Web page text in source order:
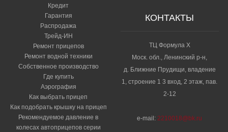
Кредит
Гарантия
Распродажа
Трейд-ИН
Ремонт прицепов
Ремонт водной техники
Собственное производство
Где купить
Аэрография
Как выбрать прицеп
Как подобрать крышку на прицеп
Рекомендуемое давление в
колесах автоприцепов серии
КОНТАКТЫ
ТЦ Формула Х
Моск. обл., Ленинский р-н,
д. Ближние Прудищи, владение
1, строение 1 3 вход, 2 этаж, пав.
2-12
e-mail:2210018@bk.ru